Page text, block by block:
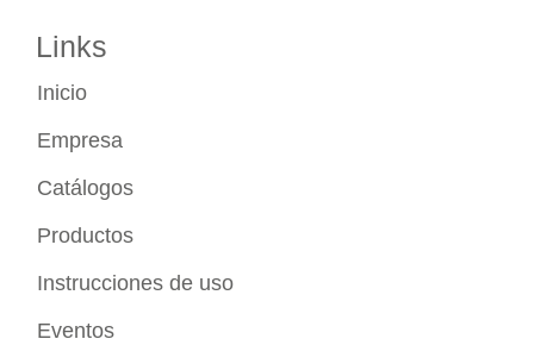
Links
Inicio
Empresa
Catálogos
Productos
Instrucciones de uso
Eventos